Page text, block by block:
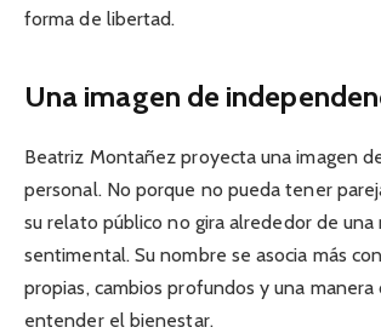
forma de libertad.
Una imagen de
Beatriz Montañez proyecta una imagen
personal. No porque no pueda tener
su relato público no gira alrededor de una
sentimental. Su nombre se asocia más
propias, cambios profundos y una
entender el bienestar.